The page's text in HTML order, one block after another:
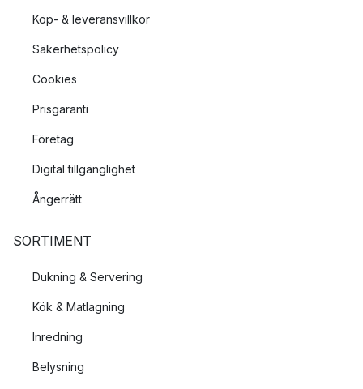
Köp- & leveransvillkor
Säkerhetspolicy
Cookies
Prisgaranti
Företag
Digital tillgänglighet
Ångerrätt
SORTIMENT
Dukning & Servering
Kök & Matlagning
Inredning
Belysning